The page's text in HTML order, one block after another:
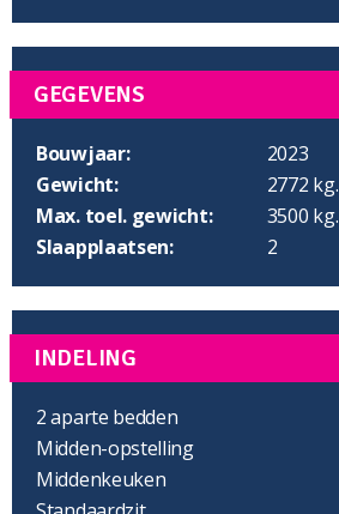
GEGEVENS
Bouwjaar:
2023
Gewicht:
2772 kg.
Max. toel. gewicht:
3500 kg.
Slaapplaatsen:
2
INDELING
2 aparte bedden
Midden-opstelling
Middenkeuken